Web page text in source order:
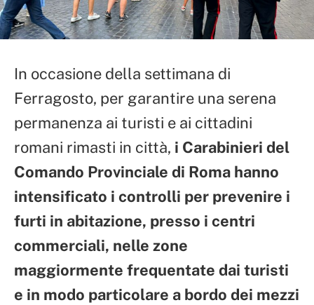
In occasione della settimana di
Ferragosto, per garantire una serena
permanenza ai turisti e ai cittadini
romani rimasti in città, i Carabinieri del
Comando Provinciale di Roma hanno
intensificato i controlli per prevenire i
furti in abitazione, presso i centri
commerciali, nelle zone
maggiormente frequentate dai turisti
e in modo particolare a bordo dei mezzi